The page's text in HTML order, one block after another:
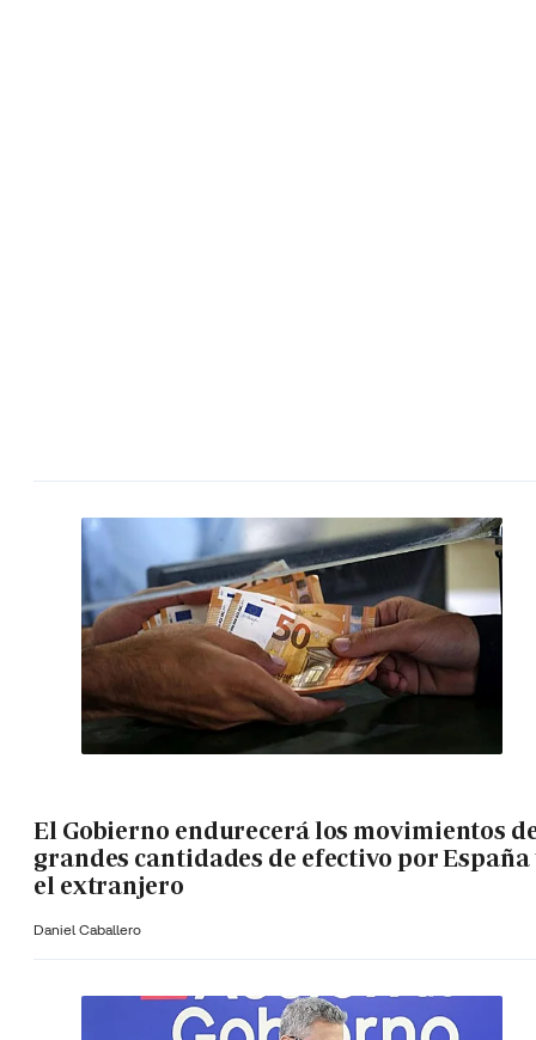
El Gobierno endurecerá los movimientos
grandes cantidades de efectivo por España
el extranjero
Daniel Caballero